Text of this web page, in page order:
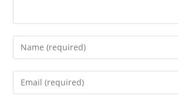
Enter
your
name
Enter
your